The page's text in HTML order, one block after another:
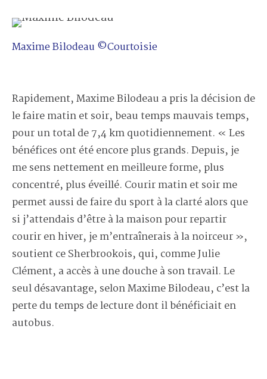
Maxime Bilodeau ©Courtoisie
Rapidement, Maxime Bilodeau a pris la décision de
le faire matin et soir, beau temps mauvais temps,
pour un total de 7,4 km quotidiennement. « Les
bénéfices ont été encore plus grands. Depuis, je
me sens nettement en meilleure forme, plus
concentré, plus éveillé. Courir matin et soir me
permet aussi de faire du sport à la clarté alors que
si j’attendais d’être à la maison pour repartir
courir en hiver, je m’entraînerais à la noirceur »,
soutient ce Sherbrookois, qui, comme Julie
Clément, a accès à une douche à son travail. Le
seul désavantage, selon Maxime Bilodeau, c’est la
perte du temps de lecture dont il bénéficiait en
autobus.